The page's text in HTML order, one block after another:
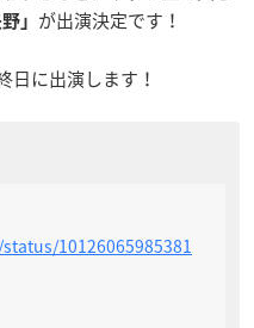
」 が出演決定です！
日に出演します！
10126065985381